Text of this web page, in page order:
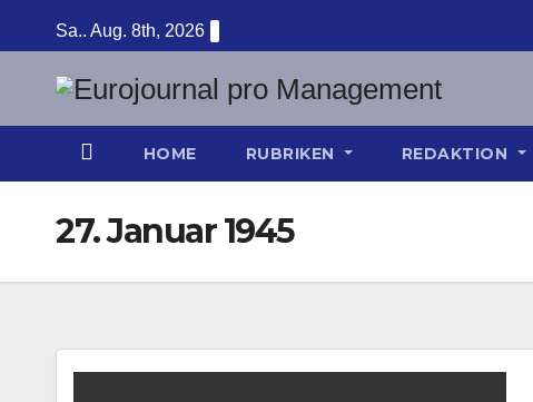
Inhalt
springen
Sa.. Aug. 8th, 2026
HOME RUBRIKEN REDAKTION
27. Januar 1945